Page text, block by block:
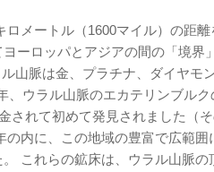
ロメートル（1600マイル）の距
ーロッパとアジアの間の「境界
山脈は金、プラチナ、ダイヤモ
ウラル山脈のエカテリンブルク
されて初めて発見されました（そ
内に、この地域の豊富で広範囲
これらの鉱床は、ウラル山脈の